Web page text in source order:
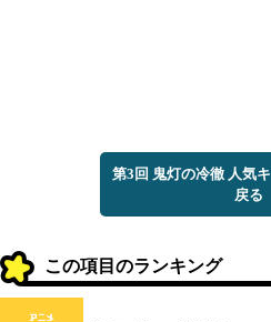
第3回 鬼灯の冷徹 人気
戻る
この項目のランキング